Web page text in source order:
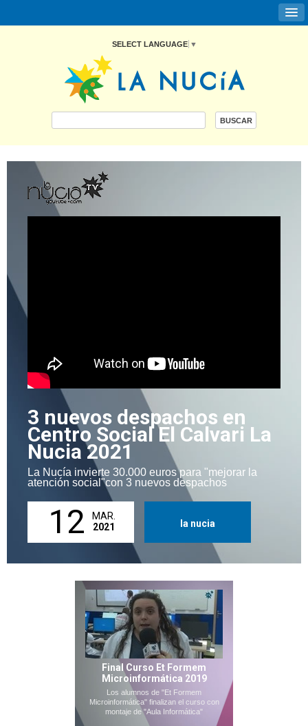
SELECT LANGUAGE ▼
3 nuevos despachos en
Centro Social El Calvari La
Nucia 2021
La Nucía invierte 30.000 euros para "mejorar la
atención social"con 3 nuevos despachos
12
MAR.
2021
la nucia
Final Curso Et Formem
Microinformática 2019
Los alumnos de "Et Formem
Microinformática" finalizan el curso con
montaje de "Aula Informática"